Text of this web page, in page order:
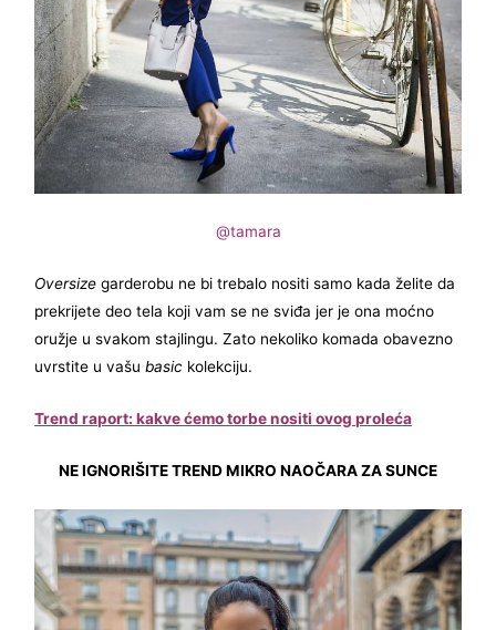
@tamara
Oversize garderobu ne bi trebalo nositi samo kada želite da
prekrijete deo tela koji vam se ne sviđa jer je ona moćno
oružje u svakom stajlingu. Zato nekoliko komada obavezno
uvrstite u vašu basic kolekciju.
Trend raport: kakve ćemo torbe nositi ovog proleća
NE IGNORIŠITE TREND MIKRO NAOČARA ZA SUNCE